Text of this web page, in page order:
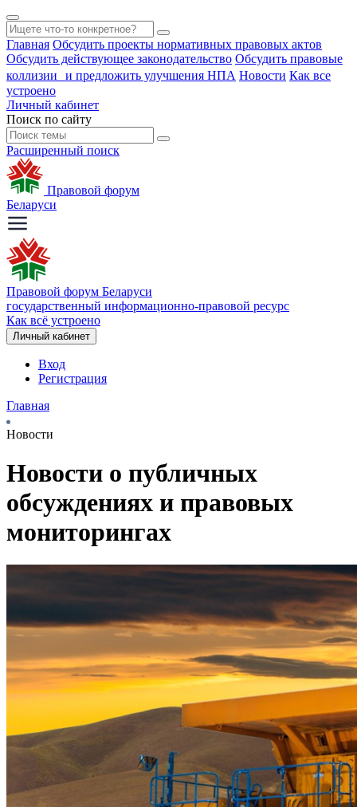
Главная Обсудить проекты нормативных правовых актов
Обсудить действующее законодательство Обсудить правовые
коллизии и предложить улучшения НПА Новости Как все
устроено
Личный кабинет
Поиск по сайту
Расширенный поиск
Правовой форум
Беларуси
Правовой форум Беларуси
государственный информационно-правовой ресурс
Как всё устроено
Личный кабинет
Вход
Регистрация
Главная
Новости
Новости о публичных
обсуждениях и правовых
мониторингах